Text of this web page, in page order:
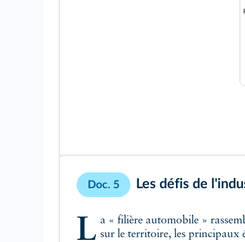
Doc. 5 Les défis de
La « filière automobile » rassemble les constructeurs automobiles implantés sur le territoire, les principaux